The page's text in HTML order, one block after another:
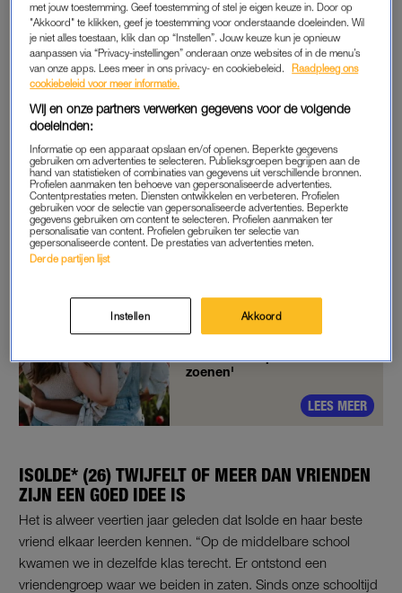
En dan geeft hij toe Gwen leuk te vinden. “Ik twijfelde of ik
hetzelfde voelde en wilde de vriendschap niet verpesten als
het niks zou worden. Hij gaf mij de ruimte om dat te
onderzoeken, in de tussentijd bleven we daten. Ik merkte dat
ik hem toch ook wel erg leuk vond en inmiddels zijn we één
jaar een stel. Het gaat supergoed; we trainen nog steeds
samen.
Tijdens trainingen richten we ons alleen op wat we moeten
doen, daarbuiten doen we leuke dingen. Doordat we al
bevriend waren, voelde ik me meteen comfortabel bij hem.
Het enige gekke was om hem voor het eerst een zoen te
geven. Ik moest er van giechelen. Gelukkig had hij hetzelfde.”
Coosje (22) verbreekt
zoenen'
LEES MEER
ISOLDE* (26) TWIJFELT OF MEER DAN VRIENDEN
ZIJN EEN GOED IDEE IS
Het is alweer veertien jaar geleden dat Isolde en haar beste
vriend elkaar leerden kennen. “Op de middelbare school
kwamen we in dezelfde klas terecht. Er ontstond een
vriendengroep waar we beiden in zaten. Sinds onze schooltijd
met jouw toestemming. Geef toestemming of stel je eigen keuze in. Door op
"Akkoord" te klikken, geef je toestemming voor onderstaande doeleinden. Wil
je niet alles toestaan, klik dan op “Instellen”. Jouw keuze kun je opnieuw
aanpassen via “Privacy-instellingen” onderaan onze websites of in de menu’s
van onze apps. Lees meer in ons privacy- en cookiebeleid.
Raadpleeg ons
cookiebeleid voor meer informatie.
Wij en onze partners verwerken gegevens voor de volgende
doeleinden:
Informatie op een apparaat opslaan en/of openen. Beperkte gegevens
gebruiken om advertenties te selecteren. Publieksgroepen begrijpen aan de
hand van statistieken of combinaties van gegevens uit verschillende bronnen.
Profielen aanmaken ten behoeve van gepersonaliseerde advertenties.
Contentprestaties meten. Diensten ontwikkelen en verbeteren. Profielen
gebruiken voor de selectie van gepersonaliseerde advertenties. Beperkte
gegevens gebruiken om content te selecteren. Profielen aanmaken ter
personalisatie van content. Profielen gebruiken ter selectie van
gepersonaliseerde content. De prestaties van advertenties meten.
Derde partijen lijst
Instellen Akkoord